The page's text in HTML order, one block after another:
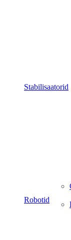
Stabilisaatorid
Robotid